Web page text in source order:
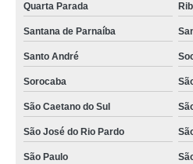
locação de kimono valor Cidade Monções
locação de kimonos preto feminino Jardim
locação de kimono curto Mooca
onde tem locação de kimono cetim
onde faz locação de kimono branco
onde faz locação de kimono branco
Quarta Parada
Santana de Parnaíba
Santo André
Sorocaba
São Caetano do Sul
São José do Rio Pardo
São Paulo